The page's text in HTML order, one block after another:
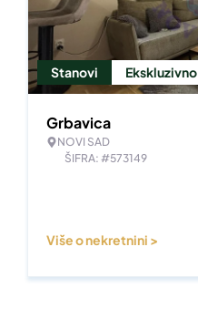
Stanovi Ekskluzivno
Grbavica
NOVI SAD
ŠIFRA: #573149
Više o nekretnini >